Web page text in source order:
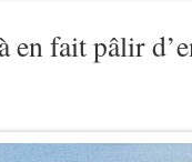
en fait pâlir